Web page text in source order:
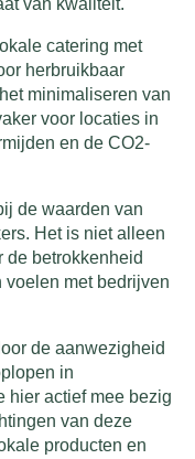
van kwaliteit.
catering met
herbruikbaar
minimaliseren van
voor locaties in
en de CO2-
de waarden van
Het is niet alleen
de betrokkenheid
met bedrijven
de aanwezigheid
in
hier actief mee bezig
van deze
producten en